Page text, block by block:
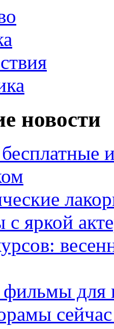
новости
яркой
для